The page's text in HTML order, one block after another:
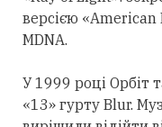
версією
MDNA.
У 1999 році Орбіт
«13» гурту Blur.